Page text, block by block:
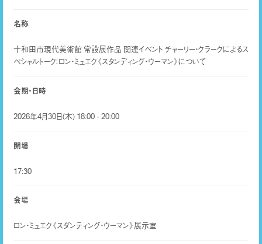
名称
十和田市現代美術館 常設展作品 関連イベント チャーリー・クラークによるス
ペシャルトーク：ロン・ミュエク《スタンディング・ウーマン》について
会期・日時
2026年4月30日(木) 18:00 - 20:00
開場
17:30
会場
ロン・ミュエク《スダンティング・ウーマン》展示室